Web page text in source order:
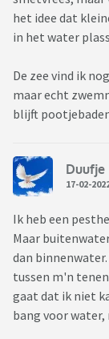
het idee dat
in het water
De zee vind ik
maar echt
blijft
Duufje
17-02-
Ik heb een
Maar
dan
tussen m'n
gaat dat ik niet
bang voor